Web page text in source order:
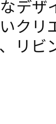
デザ
クリ
リビ